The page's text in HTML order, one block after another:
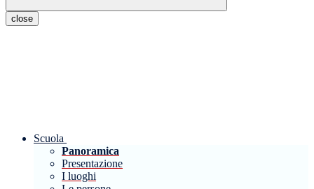
close
Scuola
Panoramica
Presentazione
I luoghi